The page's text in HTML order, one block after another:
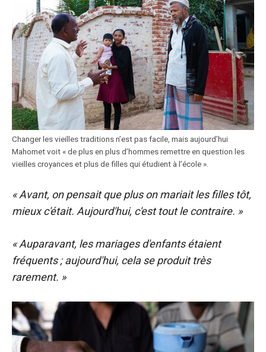
Changer les vieilles traditions n’est pas facile, mais aujourd’hui
Mahomet voit « de plus en plus d’hommes remettre en question les
vieilles croyances et plus de filles qui étudient à l’école ».
« Avant, on pensait que plus on mariait les filles tôt,
mieux c'était. Aujourd'hui, c'est tout le contraire. »
« Auparavant, les mariages d'enfants étaient
fréquents ; aujourd'hui, cela se produit très
rarement. »